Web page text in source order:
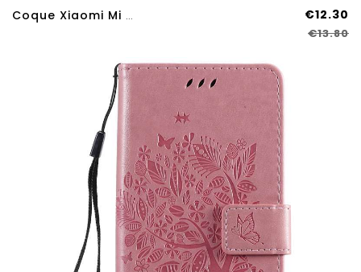
Coque Xiaomi Mi A3 Portefeuille Cuir Bleu Carte Petit Housse €12.30
€13.80